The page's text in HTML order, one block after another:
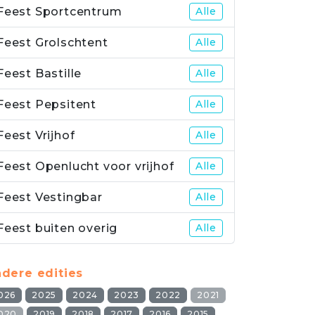
Sportcentrum Alle
Grolschtent Alle
Bastille Alle
Pepsitent Alle
Vrijhof Alle
Openlucht voor vrijhof Alle
Vestingbar Alle
buiten overig Alle
edities
2025 2024 2023 2022
2021